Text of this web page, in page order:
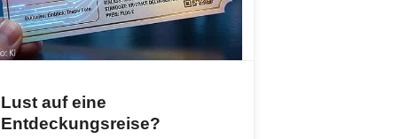
Lust auf eine
Entdeckungsreise?